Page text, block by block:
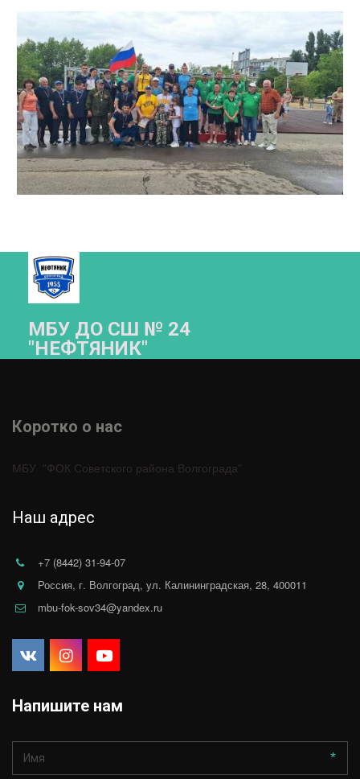
МБУ ДО СШ № 24
"НЕФТЯНИК"­­
Коротко о нас
МБУ  "ФОК Советского района Волгограда"
Наш адрес
+7 (8442) 31-94-07
Россия, г. Волгоград, ул. Калининградская, 28, 400011
mbu-fok-sov34@yandex.ru
Напишите нам
*